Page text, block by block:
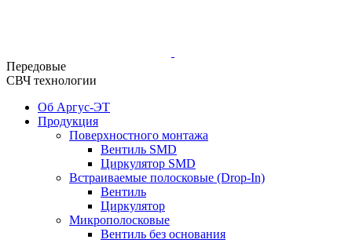
Передовые
СВЧ технологии
Об Аргус-ЭТ
Продукция
Поверхностного монтажа
Вентиль SMD
Циркулятор SMD
Встраиваемые полосковые (Drop-In)
Вентиль
Циркулятор
Микрополосковые
Вентиль без основания